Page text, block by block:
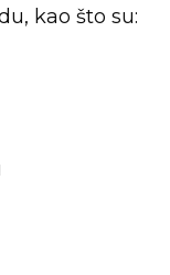
kao što su: